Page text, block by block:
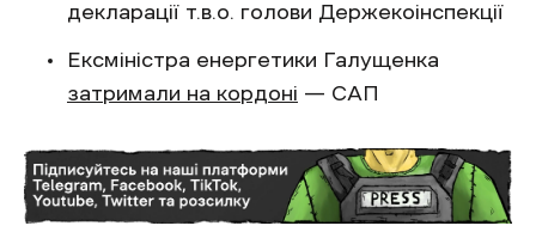
декларації т.в.о. голови Держекоінспекції
Ексміністра енергетики Галущенка
затримали на кордоні — САП